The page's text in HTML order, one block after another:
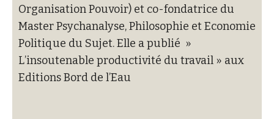
Organisation Pouvoir) et co-fondatrice du
Master Psychanalyse, Philosophie et Economie
Politique du Sujet. Elle a publié »
L’insoutenable productivité du travail » aux
Editions Bord de l’Eau